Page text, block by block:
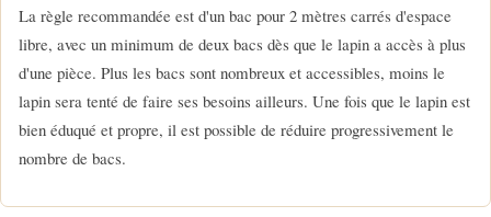
La règle recommandée est d'un bac pour 2 mètres carrés d'espace
libre, avec un minimum de deux bacs dès que le lapin a accès à plus
d'une pièce. Plus les bacs sont nombreux et accessibles, moins le
lapin sera tenté de faire ses besoins ailleurs. Une fois que le lapin est
bien éduqué et propre, il est possible de réduire progressivement le
nombre de bacs.